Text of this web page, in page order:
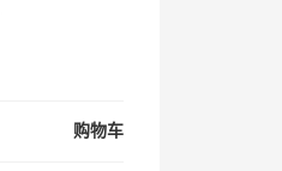
购物车